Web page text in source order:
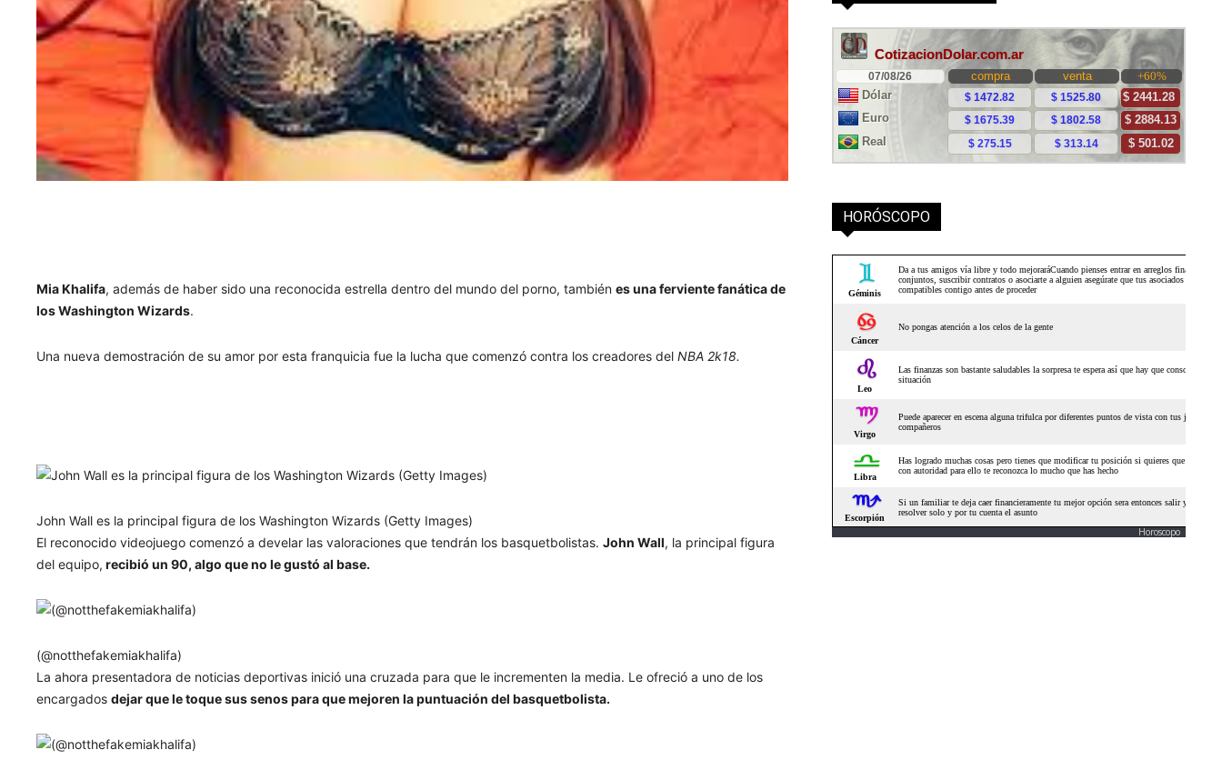
Mia Khalifa, además de haber sido una reconocida estrella dentro del mundo del porno, tambiénes una ferviente fanática de
los Washington Wizards.
Una nueva demostración de su amor por esta franquicia fue la lucha que comenzó contra los creadores delNBA 2k18.
John Wall es la principal figura de los Washington Wizards (Getty Images)
El reconocido videojuego comenzó a develar las valoraciones que tendrán los basquetbolistas.John Wall, la principal figura
del equipo, recibió un 90, algo que no le gustó al base.
(@notthefakemiakhalifa)
La ahora presentadora de noticias deportivas inició una cruzada para que le incrementen la media. Le ofreció a uno de los
encargadosdejar que le toque sus senos para que mejoren la puntuación del basquetbolista.
HORÓSCOPO
Horoscopo